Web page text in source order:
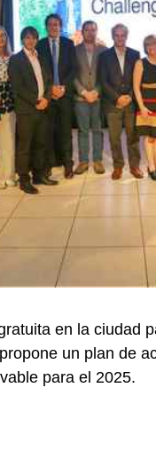
en la ciudad
un plan de
para el 2025.